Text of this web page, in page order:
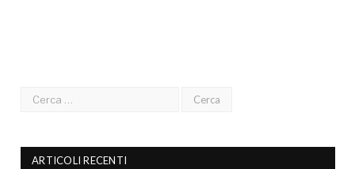
ARTICOLI RECENTI